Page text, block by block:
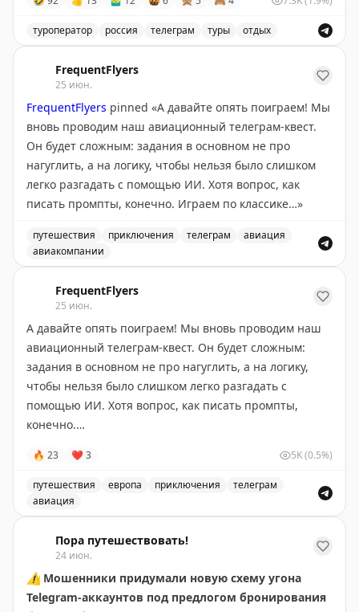
туроператора пообещало регулярно информировать
о достижениях в восстановлении системы на Крыше
Турдома.
@tourdom
туроператор россия телеграм туры отдых
FrequentFlyers
25 июн.
FrequentFlyers pinned «А давайте опять поиграем! Мы
вновь проводим наш авиационный телеграм-квест.
Он будет сложным: задания в основном не про
нагуглить, а на логику, чтобы нельзя было слишком
легко разгадать с помощью ИИ. Хотя вопрос, как
писать промпты, конечно. Играем по классике…»
путешествия приключения телеграм
авиация
авиакомпании
FrequentFlyers
25 июн.
А давайте опять поиграем! Мы вновь проводим наш
авиационный телеграм-квест. Он будет сложным:
задания в основном не про нагуглить, а на логику,
чтобы нельзя было слишком легко разгадать с
помощью ИИ. Хотя вопрос, как писать промпты,
конечно.
Играем по классике, через бота
, для
участия пишем ему любое сообщение. Теперь с 29
июня по 3 июля вам каждый день ровно в 10:00 по
московскому времени будет приходить вопрос,
связанный с авиацией или путешествиями. Всего 5
вопросов. Ответили правильно — получили
указанное количество баллов, ответили неправильно
— потратили попытку, а количество попыток
🔥 23 ❤ 3 5K(0.5%)
путешествия европа приключения
телеграм
авиация
Пора путешествовать!
24 июн.
⚠️ Мошенники придумали новую схему угона
Telegram-аккаунтов под предлогом бронирования